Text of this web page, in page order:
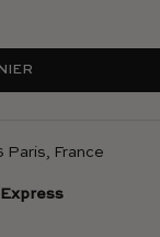
Paris, France
Express